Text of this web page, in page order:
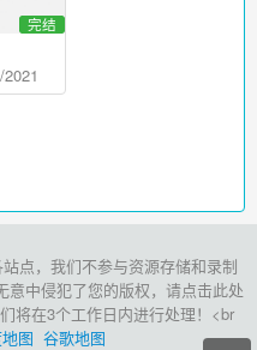
完结
点，我们不参与资源存储和录制
意中侵犯了您的版权，请点击此处
将在3个工作日内进行处理！<br
图 谷歌地图